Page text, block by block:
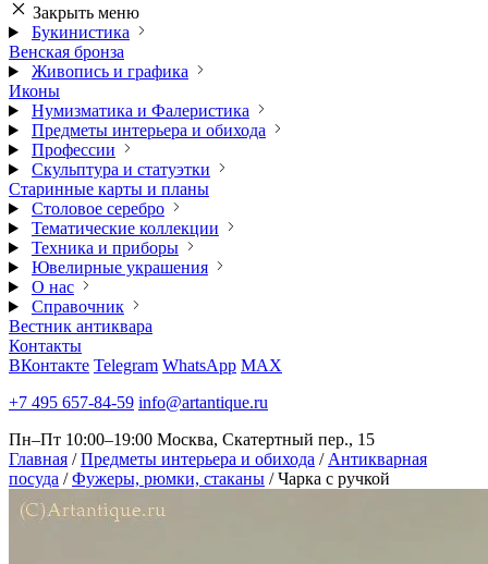
Закрыть меню
Букинистика
Венская бронза
Живопись и графика
Иконы
Нумизматика и Фалеристика
Предметы интерьера и обихода
Профессии
Скульптура и статуэтки
Старинные карты и планы
Столовое серебро
Тематические коллекции
Техника и приборы
Ювелирные украшения
О нас
Справочник
Вестник антиквара
Контакты
ВКонтакте Telegram WhatsApp MAX
+7 495 657-84-59 info@artantique.ru
Пн–Пт 10:00–19:00 Москва, Скатертный пер., 15
Главная / Предметы интерьера и обихода / Антикварная
посуда / Фужеры, рюмки, стаканы / Чарка с ручкой